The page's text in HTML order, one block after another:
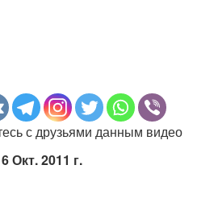
с друзьями данным видео
Окт. 2011 г.